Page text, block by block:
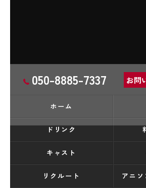
050-8885-7337 お問
ホーム
ドリンク
キャスト
リクルート アニ